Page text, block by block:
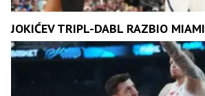
JOKIĆEV TRIPL-DABL RAZBIO MIAMI